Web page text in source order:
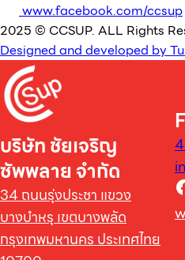
www.facebook.com/ccsup
2025 © CCSUP. ALL Rights
Designed and developed by
บริษัท ชัยเจริญ
ซัพพลาย จำกัด
34 ถนนรุ่งประชา แขวง
บางบำหรุ เขตบางพลัด
กรุงเทพมหานคร ประเทศไทย